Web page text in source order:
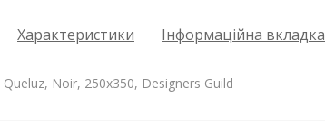
Характеристики Інформаційна вкладка
Noir, 250х350, Designers Guild